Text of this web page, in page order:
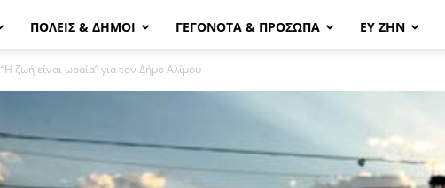
ΠΟΛΕΙΣ & ΔΗΜΟΙ ΓΕΓΟΝΟΤΑ & ΠΡΟΣΩΠΑ ΕΥ ΖΗΝ
“Η ζωή είναι ωραία” για τον Δήμο Αλίμου